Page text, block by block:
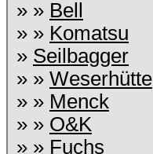
» » Bell
» » Komatsu
» Seilbagger
» » Weserhütte
» » Menck
» » O&K
» » Fuchs